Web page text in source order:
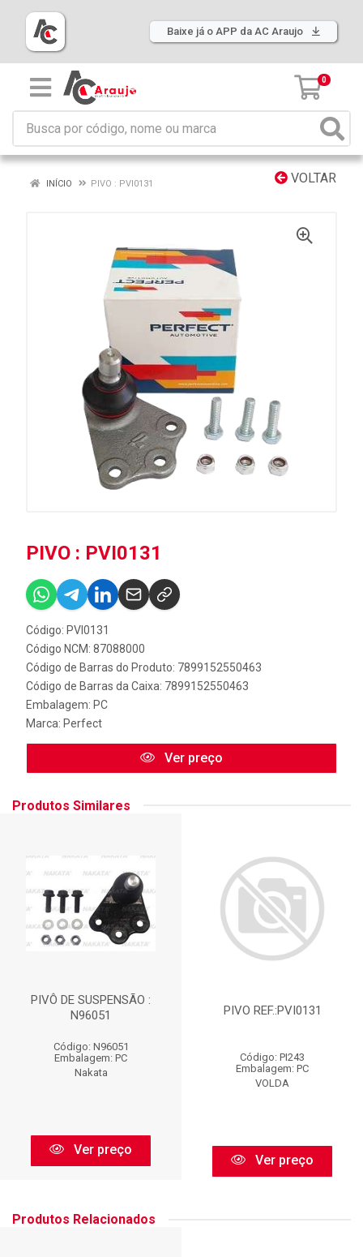
Baixe já o APP da AC Araujo
0
VOLTAR
INÍCIO PIVO : PVI0131
PIVO : PVI0131
Código: PVI0131
Código NCM: 87088000
Código de Barras do Produto: 7899152550463
Código de Barras da Caixa: 7899152550463
Embalagem: PC
Marca: Perfect
Ver preço
Produtos Similares
PIVÔ DE SUSPENSÃO :
N96051
Código: N96051
Embalagem: PC
Nakata
Ver preço
PIVO REF.:PVI0131
Código: PI243
Embalagem: PC
VOLDA
Ver preço
Produtos Relacionados